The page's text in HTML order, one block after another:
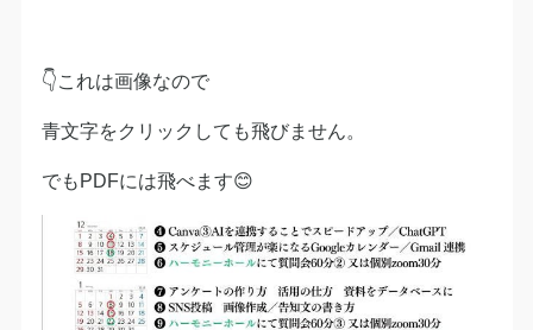
👇これは画像なので
青文字をクリックしても飛びません。
でもPDFには飛べます😊